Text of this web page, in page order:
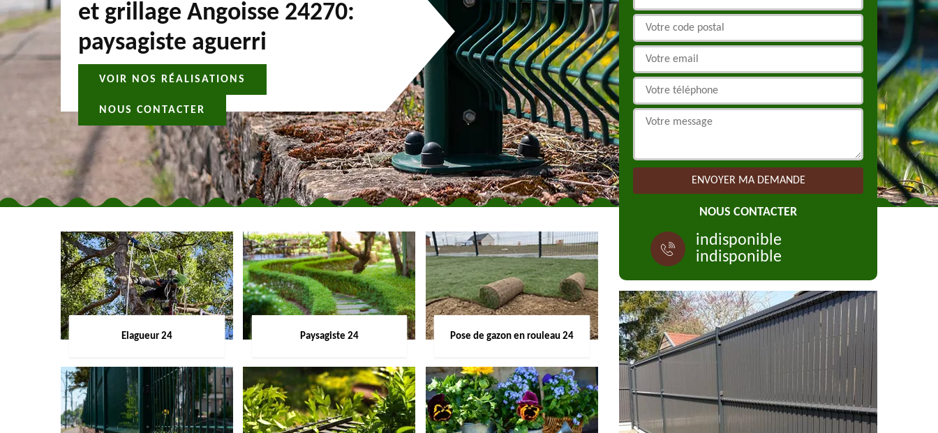
et grillage Angoisse 24270:
paysagiste aguerri
VOIR NOS RÉALISATIONS
NOUS CONTACTER
Elagueur 24 Paysagiste 24 Pose de gazon en rouleau 24
NOUS CONTACTER
indisponible
indisponible